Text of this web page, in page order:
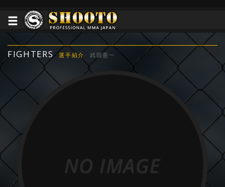
FIGHTERS 選手紹介 武田憲一